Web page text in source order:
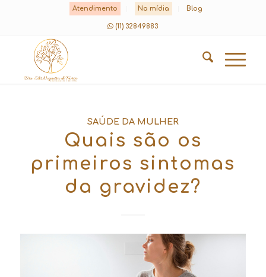
Atendimento Na mídia Blog
(11) 32849883
SAÚDE DA MULHER
Quais são os
primeiros sintomas
da gravidez?